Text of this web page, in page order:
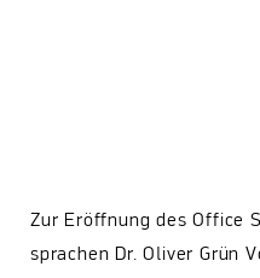
Zur Eröffnung des Office
sprachen Dr. Oliver Grün